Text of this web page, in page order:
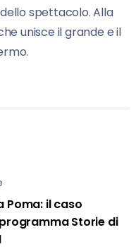
spettacolo. Alla
unisce il grande e il
Poma: il caso
Storie di